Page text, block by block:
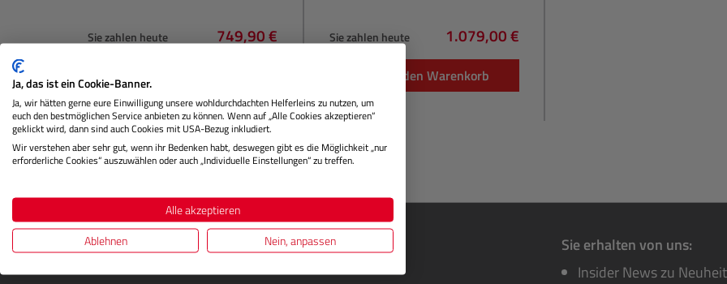
Sie zahlen heute 749,90 € Sie zahlen heute
Regulärer Preis:
1.079,00 €
In den Warenkorb
Sie erhalten von uns:
Insider News zu
Ja, das ist ein Cookie-Banner.
Ja, wir hätten gerne eure Einwilligung unsere wohldurchdachten Helferleins zu nutzen, um
euch den bestmöglichen Service anbieten zu können. Wenn auf „Alle Cookies akzeptieren“
geklickt wird, dann sind auch Cookies mit USA-Bezug inkludiert.
Wir verstehen aber sehr gut, wenn ihr Bedenken habt, deswegen gibt es die Möglichkeit „nur
erforderliche Cookies“ auszuwählen oder auch „Individuelle Einstellungen“ zu treffen.
Alle akzeptieren
Ablehnen
Nein, anpassen